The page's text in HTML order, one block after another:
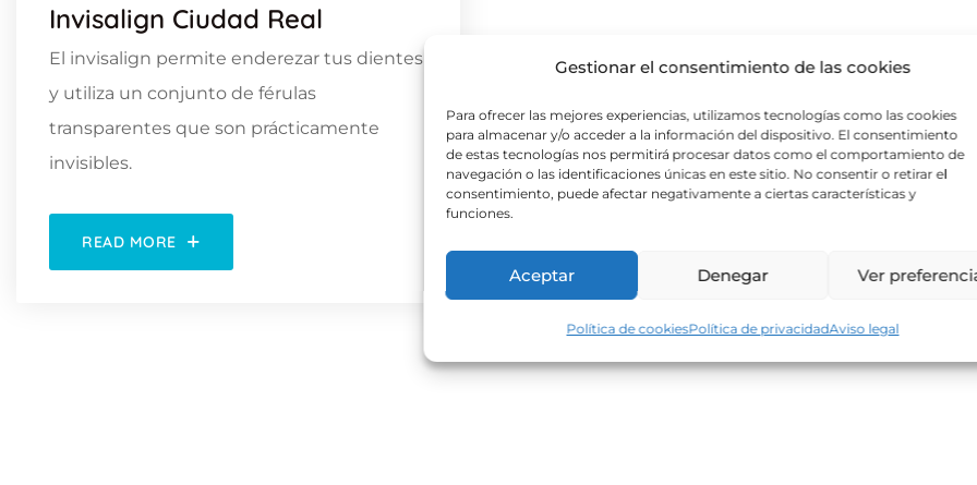
Gestionar el consentimiento de las cookies
Para ofrecer las mejores experiencias, utilizamos tecnologías como las cookies
para almacenar y/o acceder a la información del dispositivo. El consentimiento
de estas tecnologías nos permitirá procesar datos como el comportamiento de
navegación o las identificaciones únicas en este sitio. No consentir o retirar el
consentimiento, puede afectar negativamente a ciertas características y
funciones.
Aceptar Denegar Ver
Política de cookiesPolítica de privacidadAviso legal
Invisalign Ciudad Real
El invisalign permite enderezar tus dientes
y utiliza un conjunto de férulas
transparentes que son prácticamente
invisibles.
READ MORE